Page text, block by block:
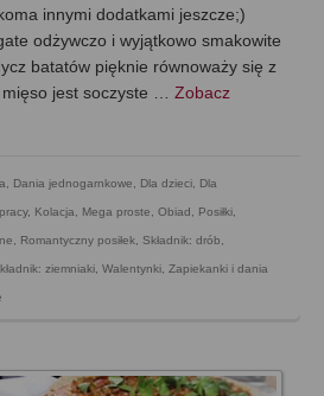
innymi dodatkami jeszcze;)
odżywczo i wyjątkowo smakowite
batatów pięknie równoważy się z
jest soczyste … Zobacz
Dania jednogarnkowe Dla dzieci Dla
, Kolacja Mega proste Obiad Posiłki
Romantyczny posiłek Składnik: drób
ziemniaki Walentynki Zapiekanki i dania